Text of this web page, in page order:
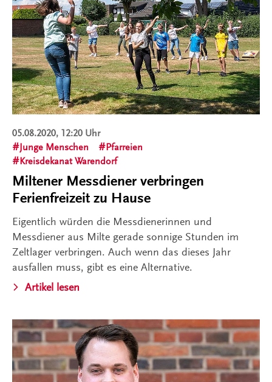
05.08.2020, 12:20 Uhr
Junge Menschen
Pfarreien
Kreisdekanat Warendorf
Miltener Messdiener verbringen
Ferienfreizeit zu Hause
Eigentlich würden die Messdienerinnen und
Messdiener aus Milte gerade sonnige Stunden im
Zeltlager verbringen. Auch wenn das dieses Jahr
ausfallen muss, gibt es eine Alternative.
Artikel lesen